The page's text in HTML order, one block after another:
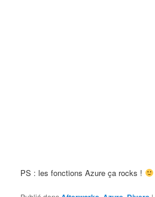
PS : les fonctions Azure ça rocks !